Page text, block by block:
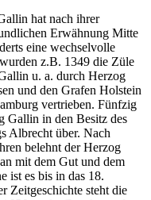
hat nach ihrer
Erwähnung Mitte
eine wechselvolle
z.B. 1349 die Züle
u. a. durch Herzog
und den Grafen Holstein
vertrieben. Fünfzig
Gallin in den Besitz des
Albrecht über. Nach
belehnt der Herzog
mit dem Gut und dem
ist es bis in das 18.
Zeitgeschichte steht die